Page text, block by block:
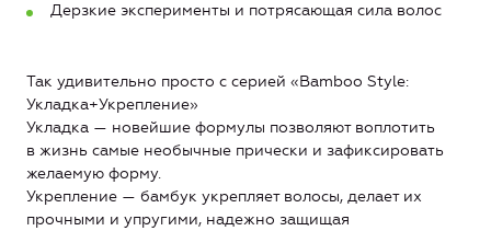
Дерзкие эксперименты и потрясающая сила волос
Так удивительно просто с серией «Bamboo Style:
Укладка+Укрепление»
Укладка — новейшие формулы позволяют воплотить
в жизнь самые необычные прически и зафиксировать
желаемую форму.
Укрепление — бамбук укрепляет волосы, делает их
прочными и упругими, надежно защищая